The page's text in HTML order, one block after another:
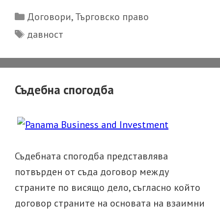
Categories
Договори,Търговско право
Tags
давност
Съдебна спогодба
Съдебната спогодба представлява
потвърден от съда договор между
страните по висящо дело, съгласно който
договор страните на основата на взаимни